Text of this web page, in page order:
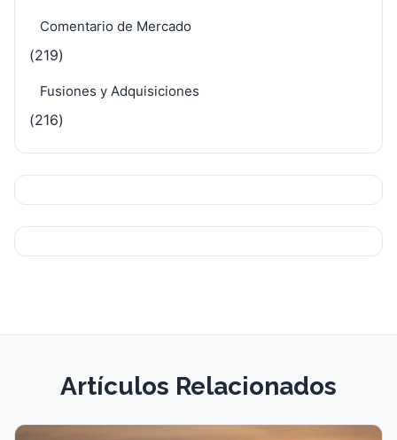
Comentario de Mercado
(219)
Fusiones y Adquisiciones
(216)
Artículos Relacionados